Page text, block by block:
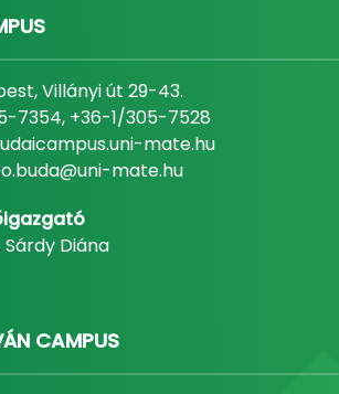
Villányi út 29-43.
7354, +36-1/305-7528
mate.hu
mate.hu
Diána
CAMPUS